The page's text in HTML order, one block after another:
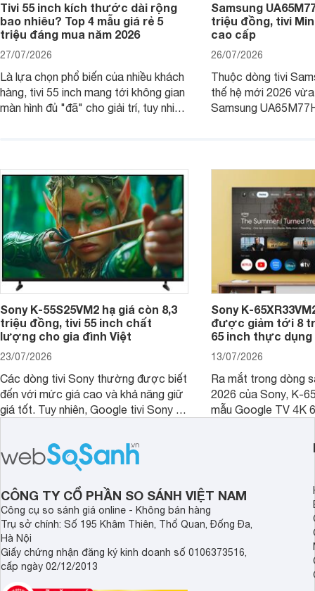
Tivi 55 inch kích thước dài rộng
bao nhiêu? Top 4 mẫu giá rẻ 5
triệu đáng mua năm 2026
27/07/2026
Là lựa chọn phổ biến của nhiều khách
hàng, tivi 55 inch mang tới không gian
màn hình đủ "đã" cho giải trí, tuy nhiên
dùng cho phòng bao nhiêu m2?
Samsung
triệu đồng, tivi
cao cấp
26/07/2026
Thuộc dòng tivi
thế hệ mới 2026
Samsung
Sony K-55S25VM2 hạ giá còn 8,3
triệu đồng, tivi 55 inch chất
lượng cho gia đình Việt
23/07/2026
Các dòng tivi Sony thường được biết
đến với mức giá cao và khả năng giữ
giá tốt. Tuy nhiên, Google tivi Sony 55
hợp đáng chú ý khi có mức giá dễ
tiếp cận hơn dù mới ra mắt trong năm
Sony K-
được giảm tới 8
65 inch thực
13/07/2026
Ra mắt trong dòng
2026 của Sony, K-
mẫu Google TV 4K
tảng Google TV
nghệ hỗ trợ nâng
CÔNG TY CỔ PHẦN SO SÁNH VIỆT NAM
Công cụ so sánh giá online - Không bán hàng
Trụ sở chính: Số 195 Khâm Thiên, Thổ Quan, Đống Đa,
Hà Nội
Giấy chứng nhận đăng ký kinh doanh số 0106373516,
cấp ngày 02/12/2013